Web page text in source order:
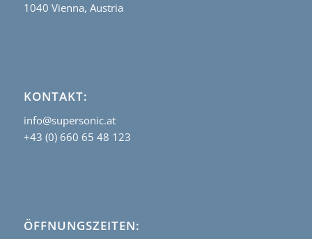
1040 Vienna, Austria
KONTAKT:
info@supersonic.at
+43 (0) 660 65 48 123
ÖFFNUNGSZEITEN: